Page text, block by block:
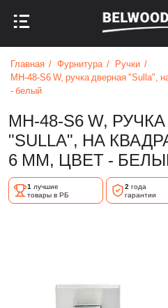
НАЗАД В МЕНЮ
НАЗАД В МЕНЮ
Главная Фурнитура
Ручки
MH-48-S6 W, ручка дверная "Sulla",
- белый
MH-48-S6 W,
"SULLA", НА
6 ММ, ЦВЕТ -
1 лучшие
товары в РБ
2 года
гарантии